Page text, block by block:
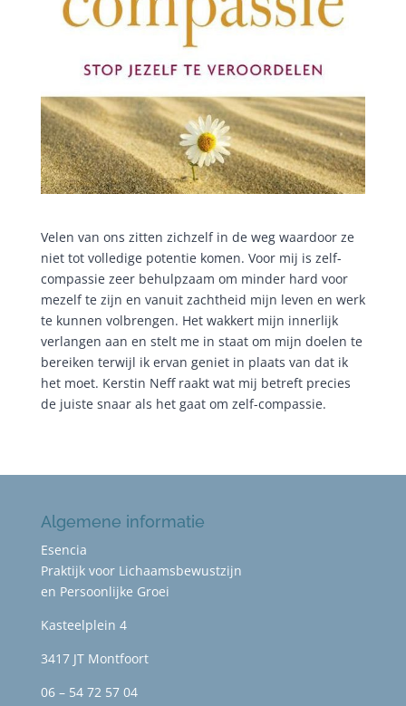
Velen van ons zitten zichzelf in de weg waardoor ze
niet tot volledige potentie komen. Voor mij is zelf-
compassie zeer behulpzaam om minder hard voor
mezelf te zijn en vanuit zachtheid mijn leven en werk
te kunnen volbrengen. Het wakkert mijn innerlijk
verlangen aan en stelt me in staat om mijn doelen te
bereiken terwijl ik ervan geniet in plaats van dat ik
het moet. Kerstin Neff raakt wat mij betreft precies
de juiste snaar als het gaat om zelf-compassie.
Algemene informatie
Esencia
Praktijk voor Lichaamsbewustzijn
en Persoonlijke Groei
Kasteelplein 4
3417 JT Montfoort
06 – 54 72 57 04